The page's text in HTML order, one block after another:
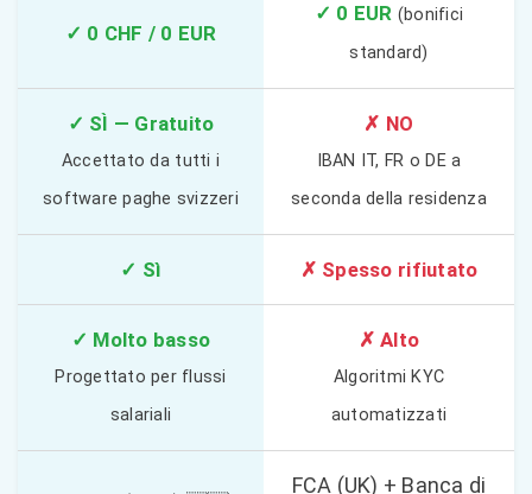
✓ 0 CHF / 0 EUR
✓ 0 EUR (bonifici
standard)
✓ SÌ — Gratuito
Accettato da tutti i
software paghe svizzeri
✗ NO
IBAN IT, FR o DE a
seconda della residenza
✓ Sì ✗ Spesso rifiutato
✓ Molto basso
Progettato per flussi
salariali
✗ Alto
Algoritmi KYC
automatizzati
FCA (UK) + Banca di